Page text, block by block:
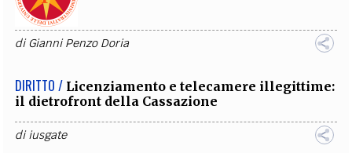
diGianni Penzo Doria
DIRITTO / Licenziamento e telecamere illegittime:
il dietrofront della Cassazione
diiusgate